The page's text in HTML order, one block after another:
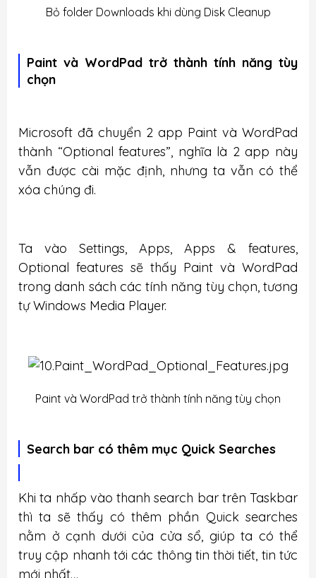
Bỏ folder Downloads khi dùng Disk Cleanup
Paint và WordPad trở thành tính năng tùy
chọn
Microsoft đã chuyển 2 app Paint và WordPad
thành “Optional features”, nghĩa là 2 app này
vẫn được cài mặc định, nhưng ta vẫn có thể
xóa chúng đi.
Ta vào Settings, Apps, Apps & features,
Optional features sẽ thấy Paint và WordPad
trong danh sách các tính năng tùy chọn, tương
tự Windows Media Player.
Paint và WordPad trở thành tính năng tùy chọn
Search bar có thêm mục Quick Searches
Khi ta nhấp vào thanh search bar trên Taskbar
thì ta sẽ thấy có thêm phần Quick searches
nằm ở cạnh dưới của cửa sổ, giúp ta có thể
truy cập nhanh tới các thông tin thời tiết, tin tức
mới nhất…